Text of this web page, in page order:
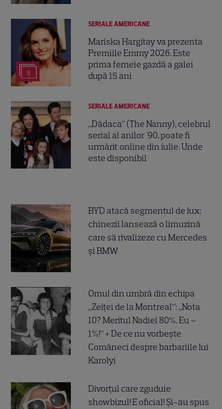
8
SERIALE AMERICANE
Mariska Hargitay va prezenta
Premiile Emmy 2026. Este
prima femeie gazdă a galei
după 15 ani
SERIALE AMERICANE
„Dădaca” (The Nanny), celebrul
serial al anilor '90, poate fi
urmărit online din iulie. Unde
este disponibil
BYD atacă segmentul de lux:
chinezii lansează o limuzină
care să rivalizeze cu Mercedes
și BMW
Omul din umbră din echipa
„Zeiței de la Montreal”: „Nota
10? Meritul Nadiei 80%. Eu –
1%!” + De ce nu vorbește
Comăneci despre barbariile lui
Karolyi
Divorțul care zguduie
showbizul! E oficial! Și-au spus